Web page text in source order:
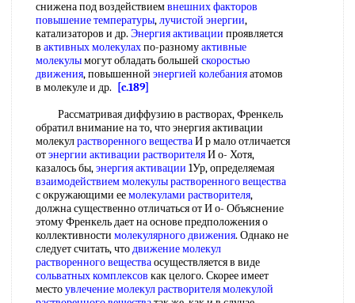
снижена под воздействиемвнешних факторов
повышение температуры,лучистой энергии,
катализаторов и др. Энергия активации проявляется
в активных молекулахпо-разномуактивные
молекулымогут обладать большей скоростью
движения, повышенной энергией колебанияатомов
в молекуле и др.
[c.189]
Рассматривая диффузию в растворах, Френкель
обратил внимание на то, что энергия активации
молекулрастворенного веществаИ р мало отличается
отэнергии активации растворителяИ о- Хотя,
казалось бы,энергия активации 1Ур, определяемая
взаимодействием молекулырастворенного вещества
с окружающими еемолекулами растворителя,
должна существенно отличаться от И о- Объяснение
этому Френкель дает на основе предположения о
коллективности молекулярного движения. Однако не
следует считать, чтодвижение молекул
растворенного веществаосуществляется в виде
сольватных комплексов как целого. Скорее имеет
местоувлечениемолекул растворителя молекулой